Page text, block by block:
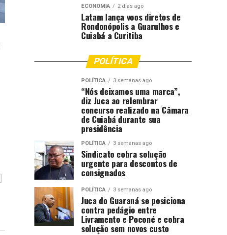
ECONOMIA 2 dias ago
Latam lança voos diretos de
Rondonópolis a Guarulhos e
Cuiabá a Curitiba
POLÍTICA
POLÍTICA 3 semanas ago
“Nós deixamos uma marca”,
diz Juca ao relembrar
concurso realizado na Câmara
de Cuiabá durante sua
presidência
POLÍTICA 3 semanas ago
Sindicato cobra solução
urgente para descontos de
consignados
POLÍTICA 3 semanas ago
Juca do Guaraná se posiciona
contra pedágio entre
Livramento e Poconé e cobra
solução sem novos custo